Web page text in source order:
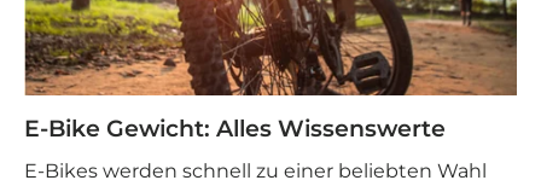
E-Bike Gewicht: Alles Wissenswerte
E-Bikes werden schnell zu einer beliebten Wahl